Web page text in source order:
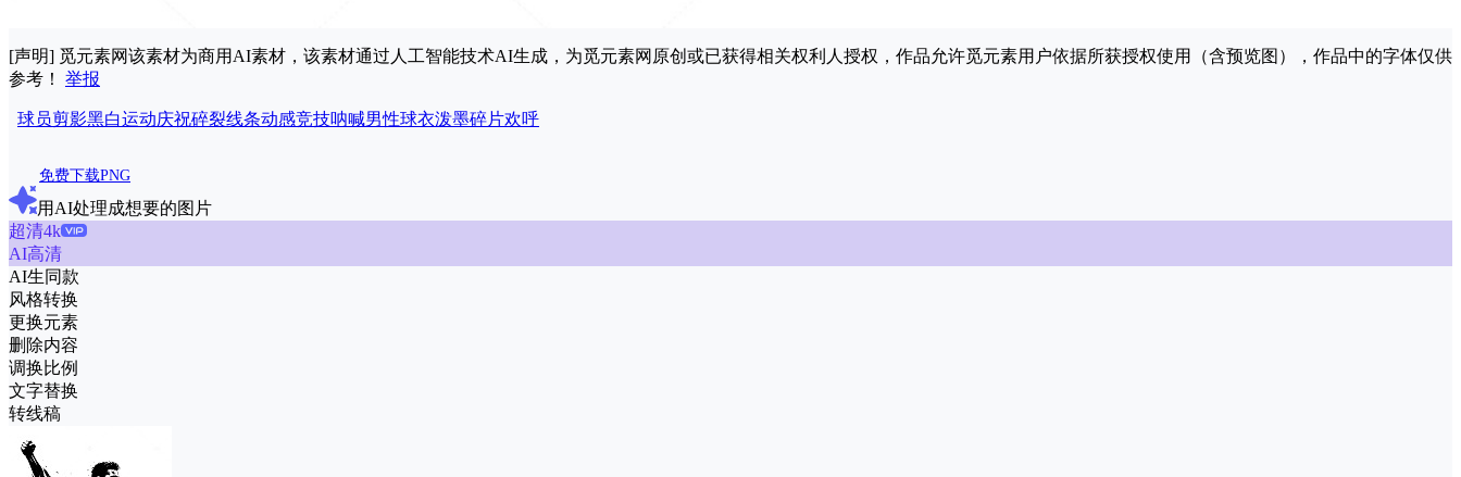
[声明] 觅元素网该素材为商用AI素材，该素材通过人工智能技术AI生成，为觅元素网原创或已获得相关权利人授权，作品允许觅元素用户依据所获授权使用（含预览图），作品中的字体仅供
参考！ 举报
球员剪影黑白运动庆祝碎裂线条动感竞技呐喊男性球衣泼墨碎片欢呼
免费下载PNG
用AI处理成想要的图片
超清4k
AI高清
AI生同款
风格转换
更换元素
删除内容
调换比例
文字替换
转线稿